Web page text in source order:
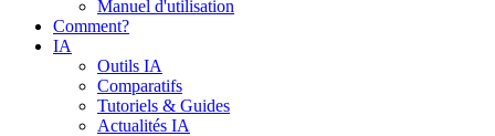
Manuel d'utilisation
Comment?
IA
Outils IA
Comparatifs
Tutoriels & Guides
Actualités IA